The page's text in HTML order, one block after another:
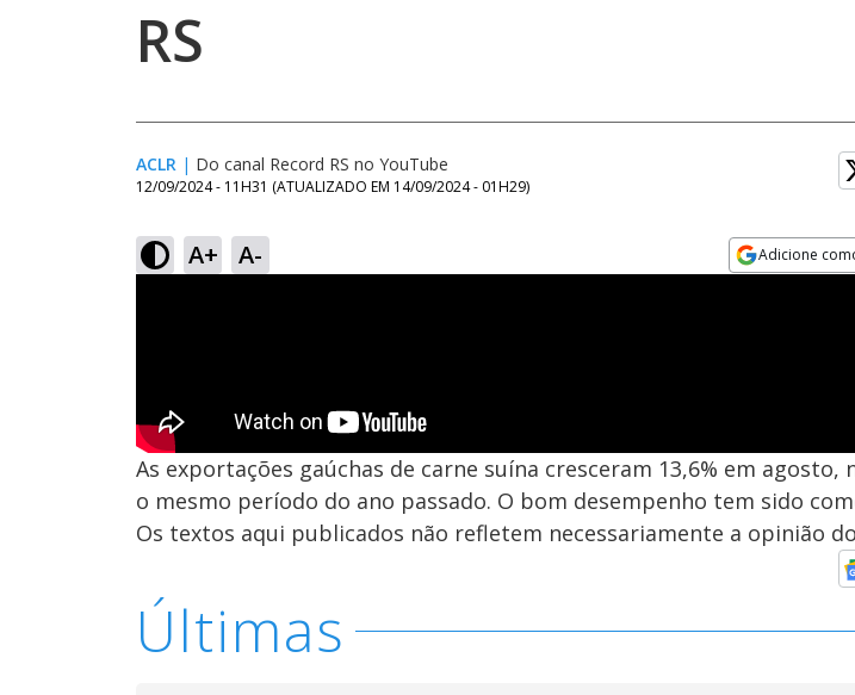
RS
ACLR | Do canal Record RS no YouTube
12/09/2024 - 11H31 (ATUALIZADO EM 14/09/2024 - 01H29)
A+ A- Adicione
As exportações gaúchas de carne suína cresceram 13,6% em agosto,
o mesmo período do ano passado. O bom desempenho tem sido
Os textos aqui publicados não refletem necessariamente a opinião
Últimas